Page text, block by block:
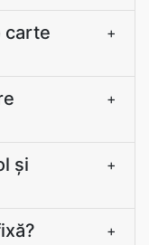
carte
+
+
şi
+
+